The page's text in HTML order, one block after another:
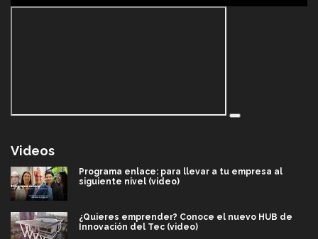
Videos
Programa enlace: para llevar a tu empresa al
siguiente nivel (video)
¿Quieres emprender? Conoce el nuevo HUB de
Innovación del Tec (video)